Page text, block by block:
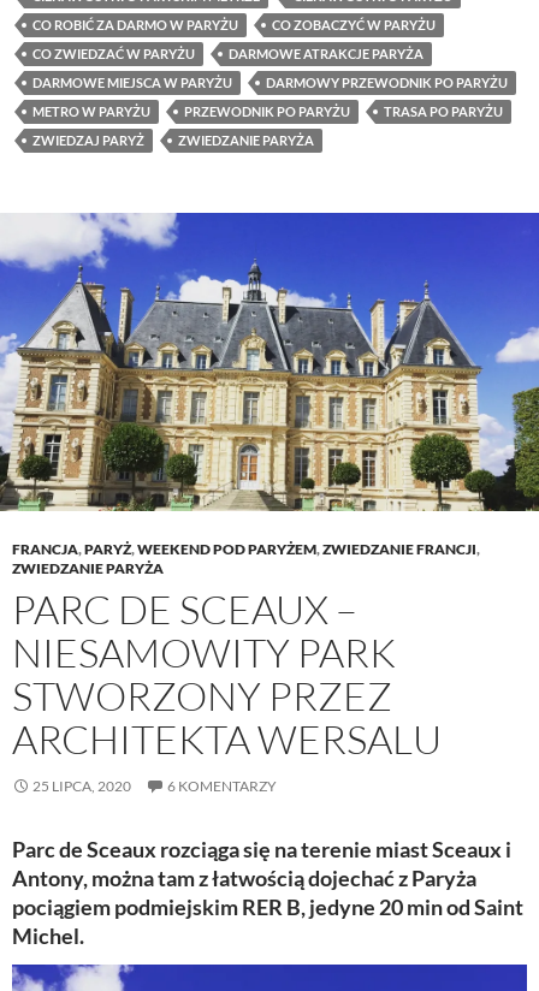
CO ROBIĆ ZA DARMO W PARYŻU
CO ZOBACZYĆ W PARYŻU
CO ZWIEDZAĆ W PARYŻU
DARMOWE ATRAKCJE PARYŻA
DARMOWE MIEJSCA W PARYŻU
DARMOWY PRZEWODNIK PO PARYŻU
METRO W PARYŻU
PRZEWODNIK PO PARYŻU
TRASA PO PARYŻU
ZWIEDZAJ PARYŻ
ZWIEDZANIE PARYŻA
FRANCJA,PARYŻ,WEEKEND POD PARYŻEM,ZWIEDZANIE FRANCJI,
ZWIEDZANIE PARYŻA
PARC DE SCEAUX –
NIESAMOWITY PARK
STWORZONY PRZEZ
ARCHITEKTA WERSALU
25 LIPCA, 2020 6 KOMENTARZY
Parc de Sceaux rozciąga się na terenie miast Sceaux i
Antony, można tam z łatwością dojechać z Paryża
pociągiem podmiejskim RER B, jedyne 20 min od Saint
Michel.